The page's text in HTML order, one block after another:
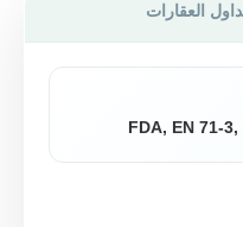
العقارات
FDA, EN 71-